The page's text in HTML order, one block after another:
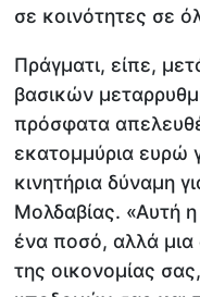
σε κοινότητες σε
Πράγματι, είπε,
βασικών
πρόσφατα
εκατομμύρια ευρώ
κινητήρια δύναμη
Μολδαβίας. «Αυτή
ένα ποσό, αλλά μια
της οικονομίας